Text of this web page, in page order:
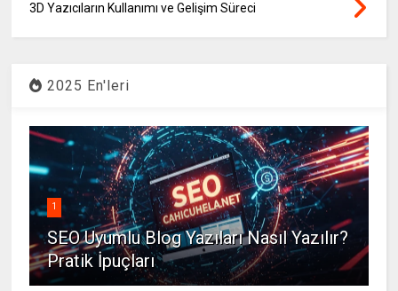
3D Yazıcıların Kullanımı ve Gelişim Süreci
2025 En'leri
1
SEO Uyumlu Blog Yazıları Nasıl Yazılır?
Pratik İpuçları